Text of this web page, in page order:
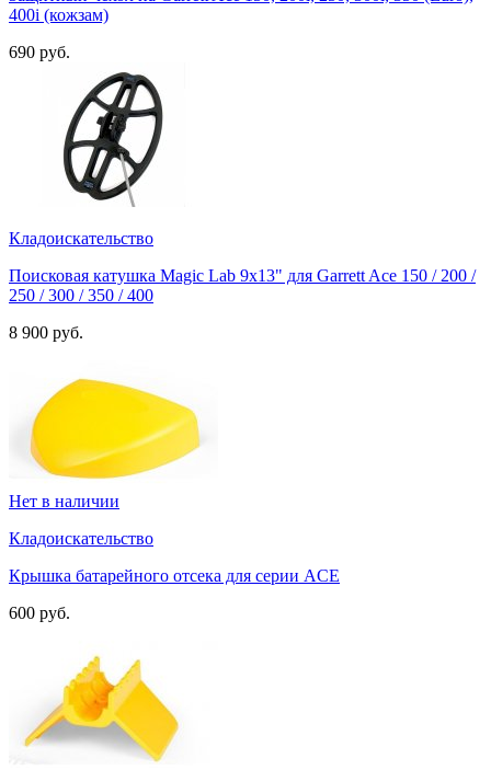
400i (кожзам)
690 руб.
Кладоискательство
Поисковая катушка Magic Lab 9х13" для Garrett Ace 150 / 200 /
250 / 300 / 350 / 400
8 900 руб.
Нет в наличии
Кладоискательство
Крышка батарейного отсека для серии ACE
600 руб.